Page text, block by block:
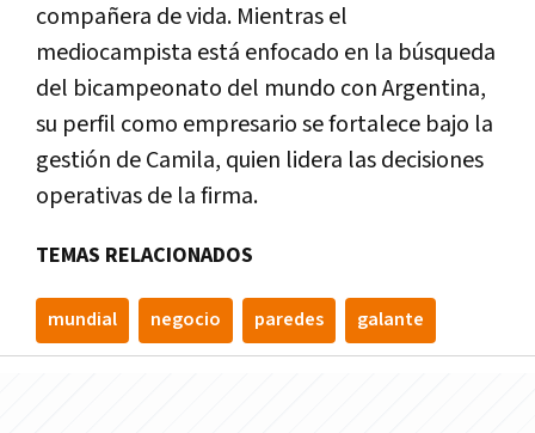
compañera de vida. Mientras el
mediocampista está enfocado en la búsqueda
del bicampeonato del mundo con Argentina,
su perfil como empresario se fortalece bajo la
gestión de Camila, quien lidera las decisiones
operativas de la firma.
TEMAS RELACIONADOS
mundial negocio paredes galante